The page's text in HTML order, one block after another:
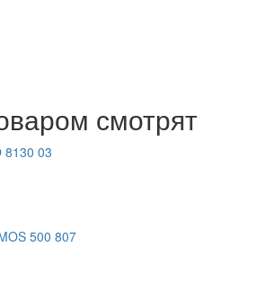
смотрят
8130 03
500 807